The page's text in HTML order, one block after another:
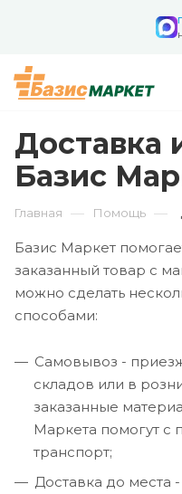
Доставка
Базис
Главная — Помощь —
Базис Маркет
заказанный товар с
можно сделать
способами:
Самовывоз -
складов или в
заказанные
Маркета помогут с
транспорт;
Доставка до места